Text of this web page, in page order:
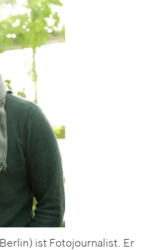
ist Fotojournalist. Er